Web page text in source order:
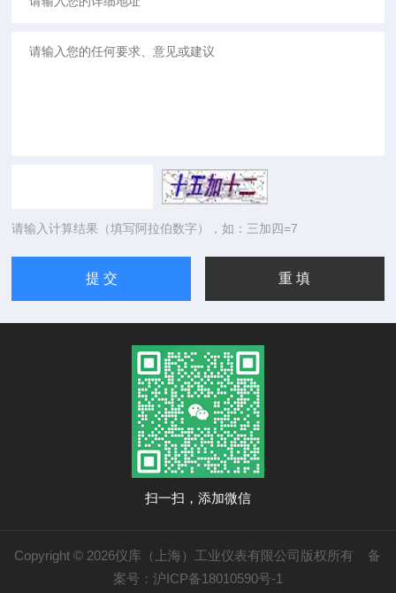
请输入计算结果（填写阿拉伯数字），如：三加四=7
扫一扫，添加微信
Copyright © 2026仪库（上海）工业仪表有限公司版权所有 备
案号：沪ICP备18010590号-1